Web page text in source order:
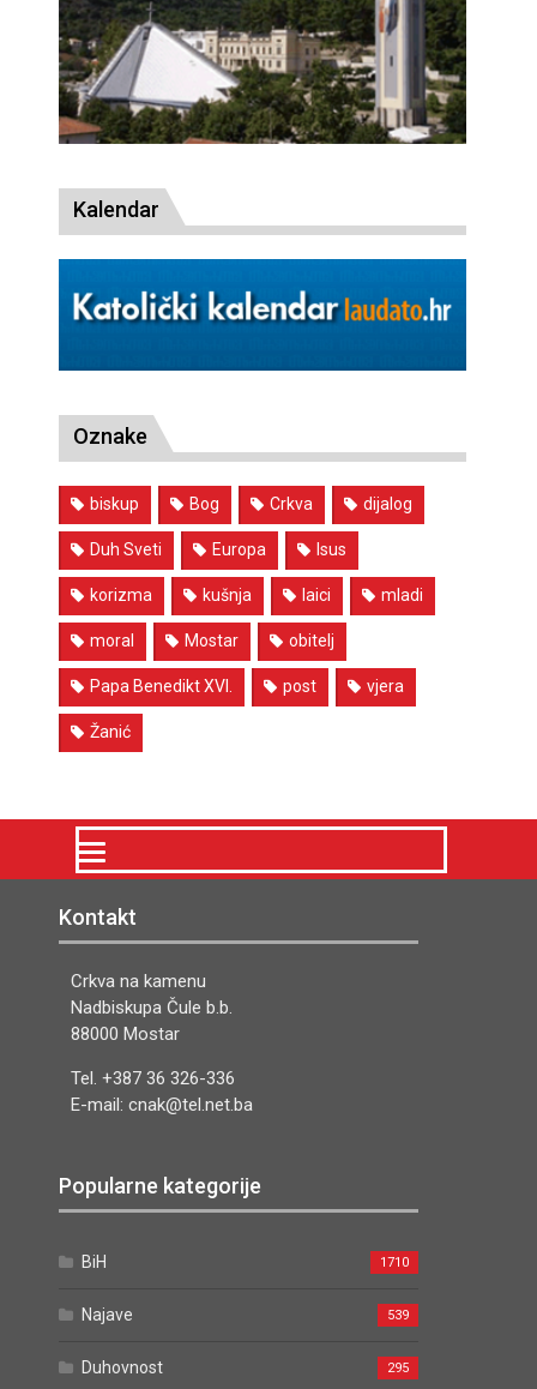
Kalendar
Oznake
biskup Bog Crkva dijalog
Duh Sveti Europa Isus
korizma kušnja laici mladi
moral Mostar obitelj
Papa Benedikt XVI. post vjera
Žanić
Kontakt
Crkva na kamenu
Nadbiskupa Čule b.b.
88000 Mostar
Tel. +387 36 326-336
E-mail: cnak@tel.net.ba
Popularne kategorije
BiH 1710
Najave 539
Duhovnost 295